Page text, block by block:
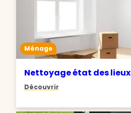
Ménage
Nettoyage état des lieux
Découvrir